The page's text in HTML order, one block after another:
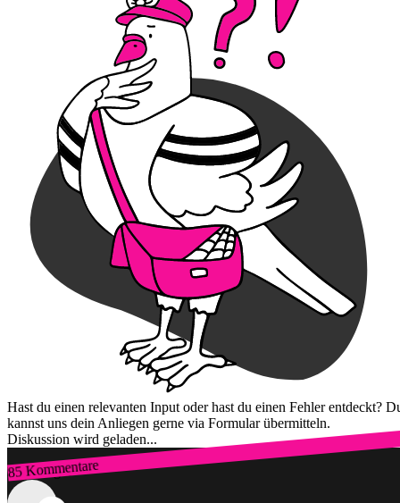
Hast du einen relevanten Input oder hast du einen Fehler entdeckt?
kannst uns dein Anliegen gerne via Formular übermitteln.
Diskussion wird geladen...
85 Kommentare
Zum Login